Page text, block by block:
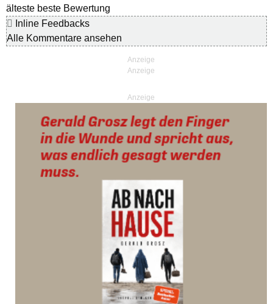
älteste beste Bewertung
Inline Feedbacks
Alle Kommentare ansehen
Anzeige